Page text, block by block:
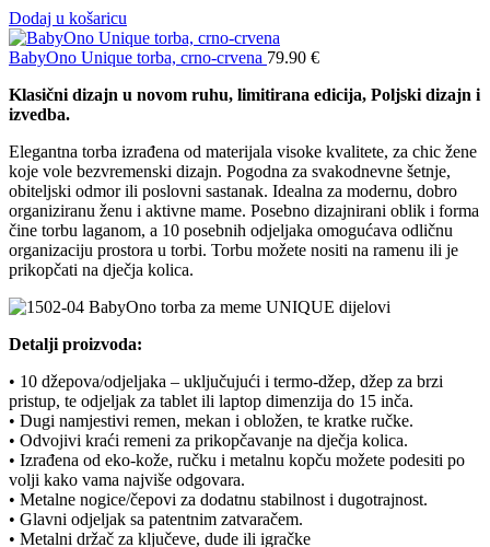
Dodaj u košaricu
BabyOno Unique torba, crno-crvena 79.90 €
Klasični dizajn u novom ruhu, limitirana edicija, Poljski dizajn i
izvedba.
Elegantna torba izrađena od materijala visoke kvalitete, za chic žene
koje vole bezvremenski dizajn. Pogodna za svakodnevne šetnje,
obiteljski odmor ili poslovni sastanak. Idealna za modernu, dobro
organiziranu ženu i aktivne mame. Posebno dizajnirani oblik i forma
čine torbu laganom, a 10 posebnih odjeljaka omogućava odličnu
organizaciju prostora u torbi. Torbu možete nositi na ramenu ili je
prikopčati na dječja kolica.
Detalji proizvoda:
• 10 džepova/odjeljaka – uključujući i termo-džep, džep za brzi
pristup, te odjeljak za tablet ili laptop dimenzija do 15 inča.
• Dugi namjestivi remen, mekan i obložen, te kratke ručke.
• Odvojivi kraći remeni za prikopčavanje na dječja kolica.
• Izrađena od eko-kože, ručku i metalnu kopču možete podesiti po
volji kako vama najviše odgovara.
• Metalne nogice/čepovi za dodatnu stabilnost i dugotrajnost.
• Glavni odjeljak sa patentnim zatvaračem.
• Metalni držač za ključeve, dude ili igračke